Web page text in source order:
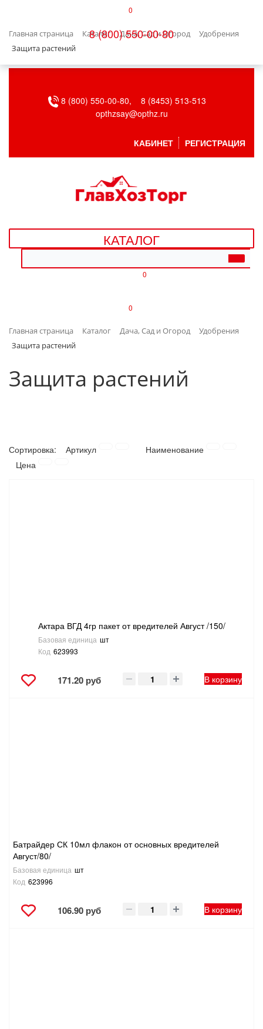
0
8 (800) 550-00-80
Главная страница Каталог Дача, Сад и Огород
Удобрения
Защита растений
БЫТОВАЯ ТЕХНИКА
ВЕНТИЛЯЦИЯ
ДАЧА, САД И ОГОРОД
ДЕТСКИЕ ТОВАРЫ
ИНТЕРЬЕР
ЛАКОКРАСОЧНЫЕ МАТЕРИАЛЫ
СНЕГОУБОРОЧНЫЙ ИНВЕНТАРЬ
СТРОИТЕЛЬНЫЕ И ОТДЕЛОЧНЫЕ МАТЕРИАЛЫ
ЭЛЕКТРОМОНТАЖНЫЕ ТОВАРЫ, СВЕТОТЕХНИКА
8 (800) 550-00-80,
8 (8453) 513-513
opthzsay@opthz.ru
КАБИНЕТ РЕГИСТРАЦИЯ
КАТАЛОГ
0
0
Главная страница Каталог Дача, Сад и Огород
Удобрения
Защита растений
Защита растений
Сортировка: Артикул
Наименование
Цена
Актара ВГД 4гр пакет от вредителей Август /150/
Базовая единица шт
Код 623993
171.20 руб В корзину
Батрайдер СК 10мл флакон от основных вредителей
Август/80/
Базовая единица шт
Код 623996
106.90 руб В корзину